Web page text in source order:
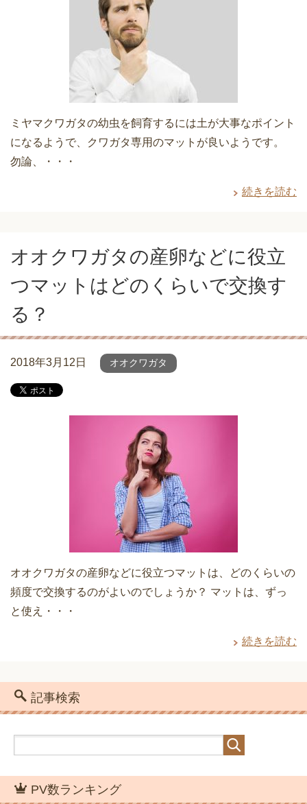
ミヤマクワガタの幼虫を飼育するには土が大事なポイント
になるようで、クワガタ専用のマットが良いようです。
勿論、・・・
続きを読む
オオクワガタの産卵などに役立
つマットはどのくらいで交換す
る？
2018年3月12日 オオクワガタ
オオクワガタの産卵などに役立つマットは、どのくらいの
頻度で交換するのがよいのでしょうか？ マットは、ずっ
と使え・・・
続きを読む
記事検索
PV数ランキング